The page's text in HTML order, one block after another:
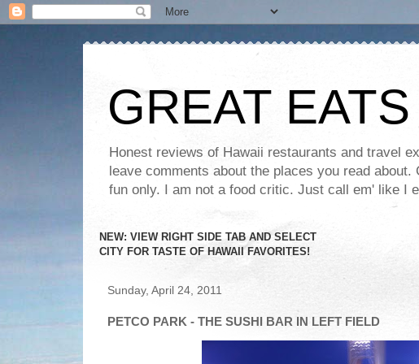
GREAT
Honest reviews of Hawaii restaurants and travel
leave comments about the places you read
fun only. I am not a food critic. Just call em' like I
NEW: VIEW RIGHT SIDE TAB AND SELECT
CITY FOR TASTE OF HAWAII FAVORITES!
Sunday, April 24, 2011
PETCO PARK - THE SUSHI BAR IN LEFT FIELD